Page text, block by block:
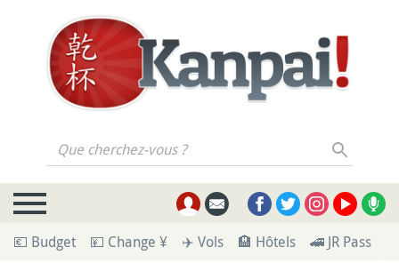
Que cherchez-vous ?
💶 Budget 💴 Change ¥ ✈️ Vols 🏨 Hôtels 🚄 JR Pass